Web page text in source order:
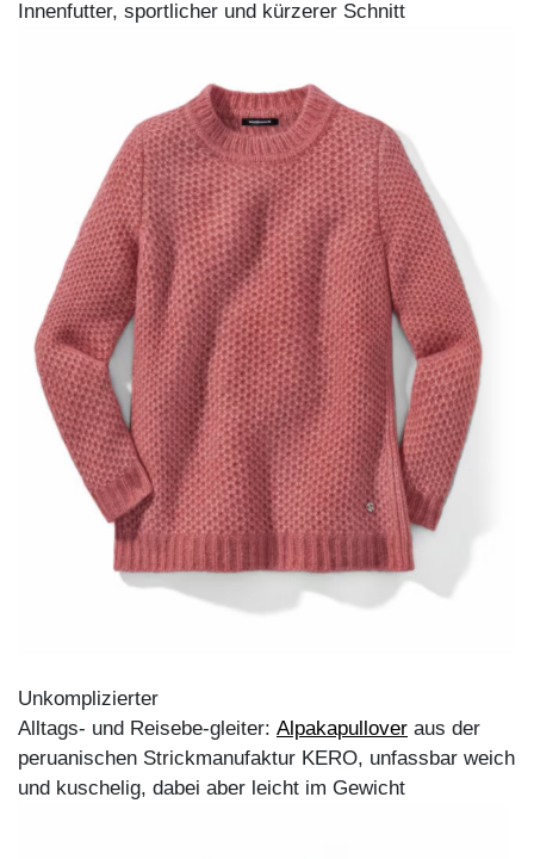
Gerippter Stehbund-Pullover in Rostrot:Walbusch
Jeans-Culotte:Walbusch, raffinierter Wollmantel:
Walbusch, Stiefel in Schlangenleder-Optik:ba&sh
gelbe Ledertasche:LeTanneur, Kette:StudioMaroh